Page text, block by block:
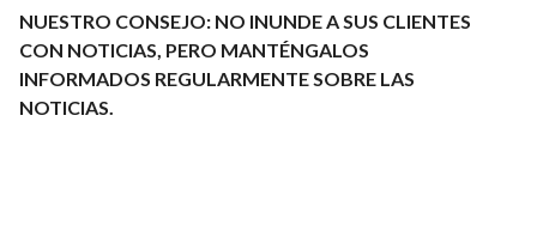
NUESTRO CONSEJO: NO INUNDE A SUS CLIENTES
CON NOTICIAS, PERO MANTÉNGALOS
INFORMADOS REGULARMENTE SOBRE LAS
NOTICIAS.